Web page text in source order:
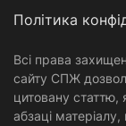
Політика
Всі права
сайту СПЖ
цитовану
абзаці